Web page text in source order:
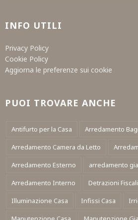
INFO UTILI
Privacy Policy
Cookie Policy
Aggiorna le preferenze sui cookie
PUOI TROVARE ANCHE
Antifurto per la Casa
Arredamento
Arredamento Camera da Letto
Arredamento Esterno
arredamento
Arredamento Interno
Detrazioni Fiscali
Illuminazione Casa
Infissi Casa